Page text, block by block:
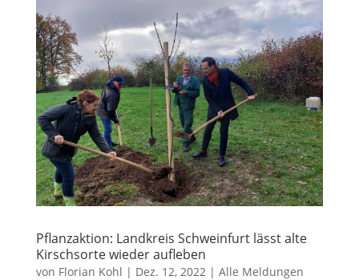
Pflanzaktion: Landkreis Schweinfurt lässt alte
Kirschsorte wieder aufleben
von Florian Kohl | Dez. 12, 2022 | Alle Meldungen